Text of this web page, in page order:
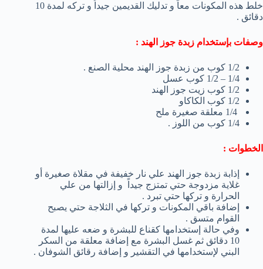
خلط هذه المكونات معاً و تدليك القديمين جيداُ و تركه لمدة 10
دقائق .
وصفات بإستخدام زبدة جوز الهند :
1/2 كوب من زبدة جوز الهند محلية الصنع .
1/4 – 1/2 كوب عسل
1/2 كوب زيت جوز الهند
1/2 كوب الكاكاو
1/4 كوب من اللوز .
الخطوات :
إذابة زبدة جوز الهند علي نار خفيفة في مقلاة صغيرة أو
غلاية مزدوجة حتي تمتزج جيداً و إزالتها من علي
الحرارة و تركها حتي تبرد .
إضافة باقي المكونات و تركها في الثلاجة حتي يصبح
القوام متسق .
وفي حالة إستخدامها كقناع للبشرة و ضعه عليها لمدة
10 دقائق ثم غسل البشرة مع إضافة معلقة من السكر
البني لإستخدامها في التقشير و إضافة رقائق الشوفان .